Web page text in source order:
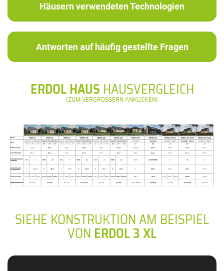
Häusern verwendeten Technologien
Antworten auf häufig gestellte Fragen
ERDOL HAUS HAUSVERGLEICH
(ZUM VERGRÖSSERN ANKLICKEN)
SIEHE KONSTRUKTION AM BEISPIEL
VONERDOL 3 XL